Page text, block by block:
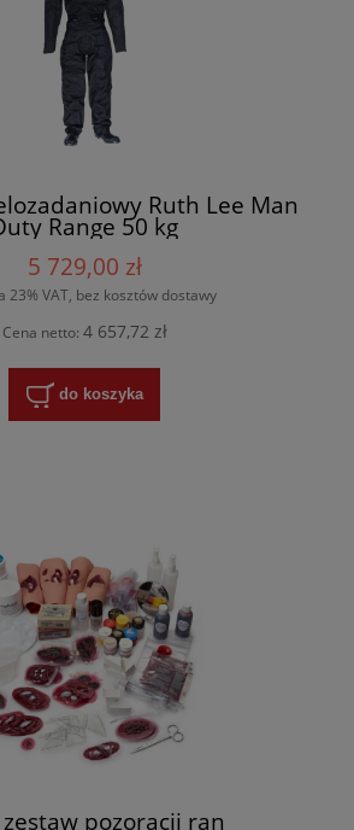
Ruth Lee Man
Range 50 kg
5 729,00 zł
23% VAT, bez kosztów dostawy
Cena netto: 4 657,72 zł
do koszyka
pozoracji ran